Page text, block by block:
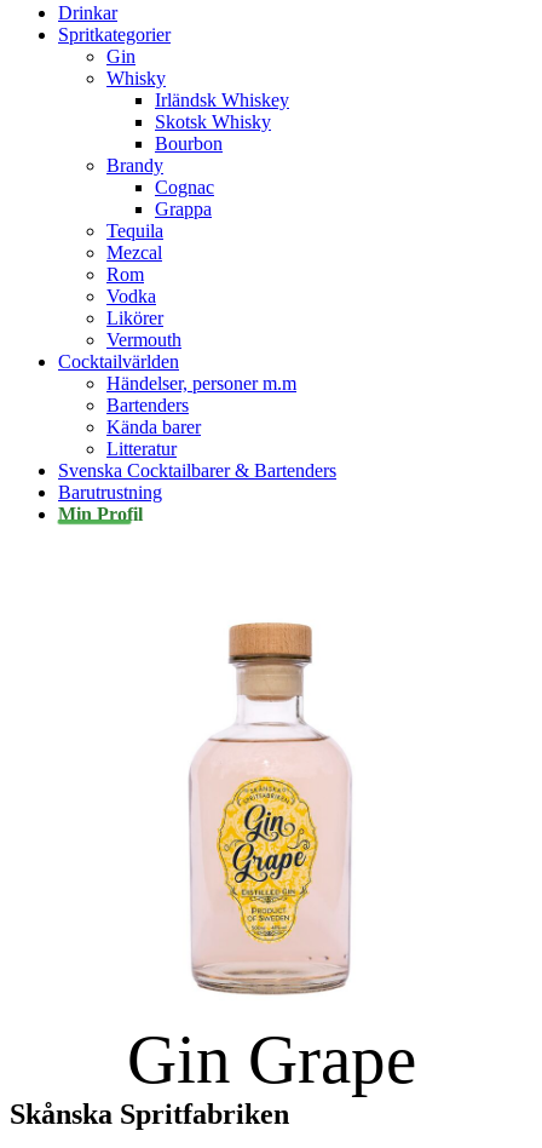
Drinkar
Spritkategorier
Gin
Whisky
Irländsk Whiskey
Skotsk Whisky
Bourbon
Brandy
Cognac
Grappa
Tequila
Mezcal
Rom
Vodka
Likörer
Vermouth
Cocktailvärlden
Händelser, personer m.m
Bartenders
Kända barer
Litteratur
Svenska Cocktailbarer & Bartenders
Barutrustning
Min Profil
Gin Grape
Skånska Spritfabriken